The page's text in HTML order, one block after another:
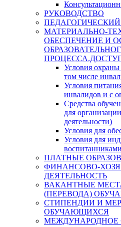
РУКОВОДСТВО
МАТЕРИАЛЬНО-
ОБЕСПЕЧЕНИЕ И
Условия
том числе
Условия
инвалидов и с
Средства
для
деятельности)
Условия для
Условия для
воспитанниками
ПЛАТНЫЕ
ФИНАНСОВО-
ДЕЯТЕЛЬНОСТЬ
ВАКАНТНЫЕ
(ПЕРЕВОДА)
СТИПЕНДИИ И
ОБУЧАЮЩИХСЯ
МЕЖДУНАРОДНОЕ